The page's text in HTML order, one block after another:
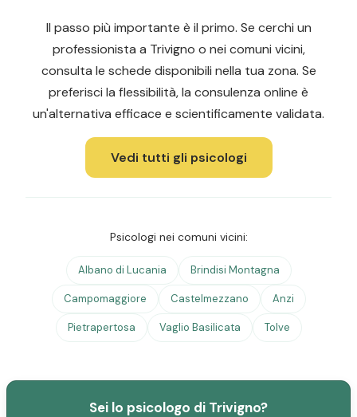
Il passo più importante è il primo. Se cerchi un
professionista a Trivigno o nei comuni vicini,
consulta le schede disponibili nella tua zona. Se
preferisci la flessibilità, la consulenza online è
un'alternativa efficace e scientificamente validata.
Vedi tutti gli psicologi
Psicologi nei comuni vicini:
Albano di Lucania Brindisi Montagna
Campomaggiore Castelmezzano Anzi
Pietrapertosa Vaglio Basilicata Tolve
Sei lo psicologo di Trivigno?